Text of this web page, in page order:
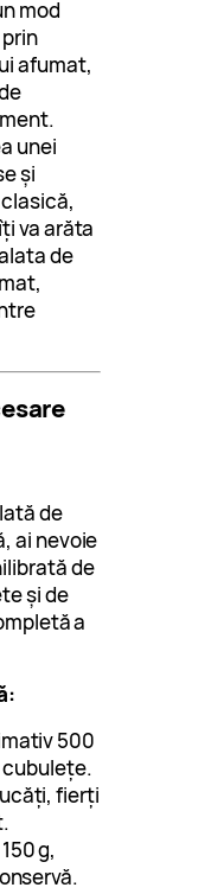
mod
afumat,
unei
și
va arăta
de
de
ai nevoie
de
și de
a
500
fierți
g,